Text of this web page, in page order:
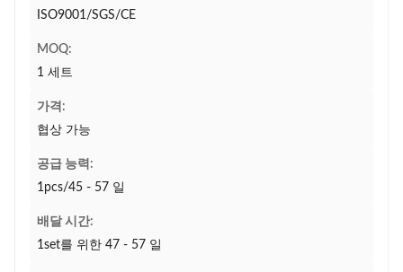
ISO9001/SGS/CE
MOQ:
1 세트
가격:
협상 가능
공급 능력:
1pcs/45 - 57 일
배달 시간:
1set를 위한 47 - 57 일